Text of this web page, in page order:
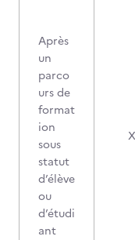
Après
un
parco
urs de
format
ion
sous
statut
d’élève
ou
d’étudi
ant
X